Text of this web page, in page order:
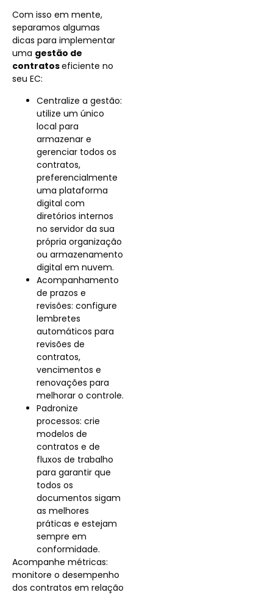
Com isso em mente,
separamos algumas
dicas para implementar
uma gestão de
contratoseficiente no
seu EC:
Centralize a gestão:
utilize um único
local para
armazenar e
gerenciar todos os
contratos,
preferencialmente
uma plataforma
digital​ com
diretórios internos
no servidor da sua
própria organização
ou armazenamento
digital em nuvem.
Acompanhamento
de prazos e
revisões: configure
lembretes
automáticos para
revisões de
contratos,
vencimentos e
renovações para
melhorar o controle.
Padronize
processos: crie
modelos de
contratos e de
fluxos de trabalho
para garantir que
todos os
documentos sigam
as melhores
práticas e estejam
sempre em
conformidade​.
Acompanhe métricas:
monitore o desempenho
dos contratos em relação